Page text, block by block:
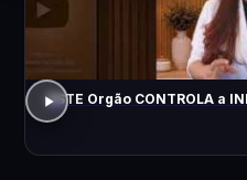
ESTE Orgão CONTROLA a